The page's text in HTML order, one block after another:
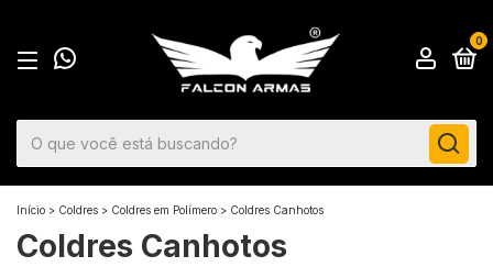
0
Início > Coldres > Coldres em Polímero > Coldres Canhotos
Coldres Canhotos